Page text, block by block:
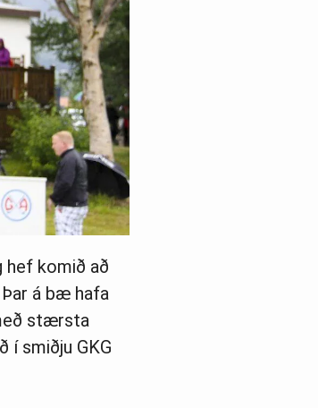
hef komið að
á bæ hafa
stærsta
í smiðju GKG